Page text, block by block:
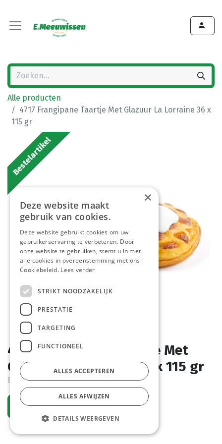
Alle producten
4717 Frangipane Taartje Met Glazuur La Lorraine 36 x
115 gr
Bestelartikel
4717 Frangipane Taartje Met
Glazuur La Lorraine 36 x 115 gr
Bestelartikel
Vraag een account aan
×
Deze website maakt
gebruik van cookies.
Deze website gebruikt cookies om uw
gebruikerservaring te verbeteren. Door
onze website te gebruiken, stemt u in met
alle cookies in overeenstemming met ons
Cookiebeleid. Lees verder
STRIKT NOODZAKELIJK
PRESTATIE
TARGETING
FUNCTIONEEL
ALLES ACCEPTEREN
ALLES AFWIJZEN
DETAILS WEERGEVEN